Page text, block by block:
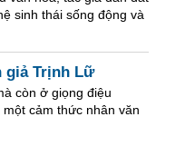
sinh thái sống động và
giả Trịnh Lữ
còn ở giọng điệu
cảm thức nhân văn